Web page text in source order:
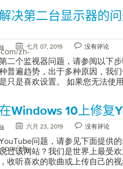
围设备，如打印机和扫描仪）
计算机，然后检查Windows无
快速启动选项所有最新的
或UEFI中配备了快速启动设
序。但是同时，由于快速启动
无法启动问题。可以通过在
决此问题。要进入BIOS，请按
商的电源打开计算机后，立即
。使驱动程序保持最新不保持
10无法启动的原因。您可以使
过时的驱动程序。 Driver
以将最佳性能恢复到PC及其硬
安装而导致Windows 10启动失
持最新状态，可以放心您的计
注册表 如果问题仍然存在，建
的注册表可能已损坏；因此，
供逐步说明以完成此操作。但
的注册表。 免费下载Registry
Reviver扫描计算机自由。
问题。因此，通过运行程序可
可能需要检查设备本身是否未
示灯。通常是红色的指示灯在
备可能已损坏。 另外，如果发
可能需要更换或维修设备。 步
题仍然存在，则可能需要更新
个完美的软件程序-Driver
是否有过时和丢失的驱动程序
处提供更新的驱动程序，因此
驱动器解决此问题的最简单
转到系统托盘 2.找到您的USB
后再次插入USB记忆棒步骤2：
一个强大的命令，可帮助您修
命令，它可以帮助您修复磁盘
搜索框中键入CMD ，右键单击
” 3.键入chkdsk F：/ f / r并按
这是驱动器的字母路径，如果
步骤3：卸载并重新安装USB驱
首先开始并键入设备管理器 2.
其展开以找到USB端口 3. 右键
相同的操作 4.现在， 重新启动
驱动程序 5. 检查问题是否仍然
疑难解答 Microsoft已经为
程序，您可以使用它来搜索和
zh-
决第二台显示器的
七月 07, 2019 没有评论
二个监视器问题，请参阅以下
普遍趋势，出于多种原因，我
只是喜欢设置。 如果您无法使
脑这是一个基本修复程序，主
问题。重新启动PC会做很多事
系统从头开始。 步骤2：检查
题，请检查电缆是否正确连接。
电缆，然后再次重新连接。 如
。如果电缆损坏或断线，将无
查显示器 如果您仍然无法按照
zh-
Windows 10上修复
六月 23, 2019 没有评论
问题，请参见下面提供
过该网站？我们是世界上最受
收听喜欢的歌曲或上传自己的